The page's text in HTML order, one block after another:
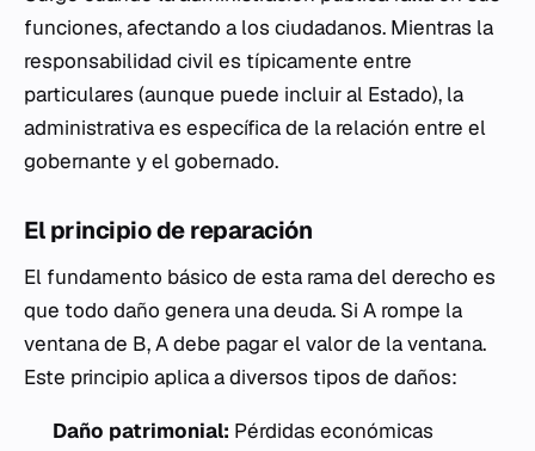
funciones, afectando a los ciudadanos. Mientras la
responsabilidad civil es típicamente entre
particulares (aunque puede incluir al Estado), la
administrativa es específica de la relación entre el
gobernante y el gobernado.
El principio de reparación
El fundamento básico de esta rama del derecho es
que todo daño genera una deuda. Si A rompe la
ventana de B, A debe pagar el valor de la ventana.
Este principio aplica a diversos tipos de daños:
Daño patrimonial: Pérdidas económicas